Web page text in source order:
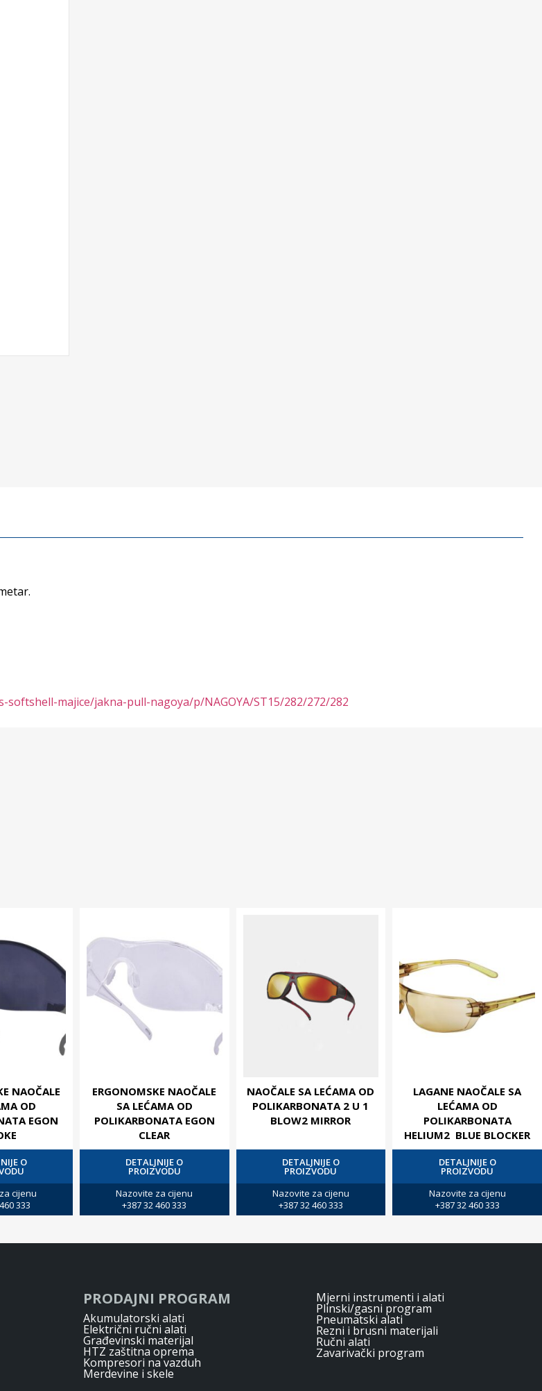
majice/jakna-pull-nagoya/p/NAGOYA/ST15/282/272/282
NAOČALE
OD
EGON
O
cijenu
333
ERGONOMSKE NAOČALE
SA LEĆAMA OD
POLIKARBONATA EGON
CLEAR
DETALJNIJE O
PROIZVODU
Nazovite za cijenu
+387 32 460 333
NAOČALE SA LEĆAMA OD
POLIKARBONATA 2 U 1
BLOW2 MIRROR
DETALJNIJE O
PROIZVODU
Nazovite za cijenu
+387 32 460 333
LAGANE NAOČALE SA
LEĆAMA OD
POLIKARBONATA
HELIUM2 BLUE BLOCKER
DETALJNIJE O
PROIZVODU
Nazovite za cijenu
+387 32 460 333
PRODAJNI PROGRAM
Akumulatorski alati
Električni ručni alati
Građevinski materijal
HTZ zaštitna oprema
Kompresori na vazduh
Merdevine i skele
Mjerni instrumenti i alati
Plinski/gasni program
Pneumatski alati
Rezni i brusni materijali
Ručni alati
Zavarivački program